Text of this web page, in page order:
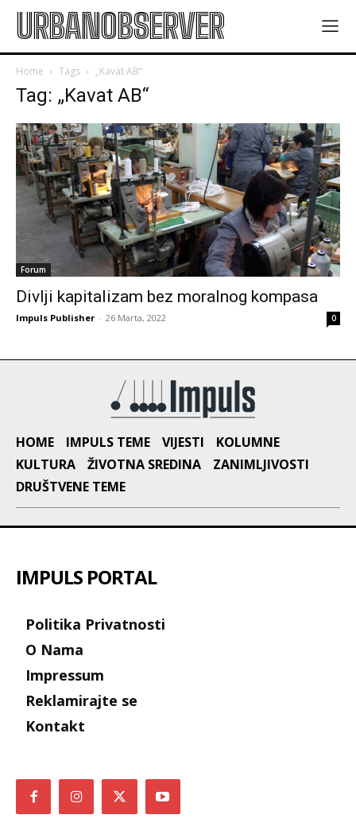
URBANOBSERVER
Home Tags „Kavat AB“
Tag: „Kavat AB“
Forum
Divlji kapitalizam bez moralnog kompasa
Impuls Publisher - 26 Marta, 2022 0
HOME IMPULS TEME VIJESTI
KOLUMNE
KULTURA
ŽIVOTNA SREDINA
ZANIMLJIVOSTI
DRUŠTVENE TEME
IMPULS PORTAL
Politika Privatnosti
O Nama
Impressum
Reklamirajte se
Kontakt